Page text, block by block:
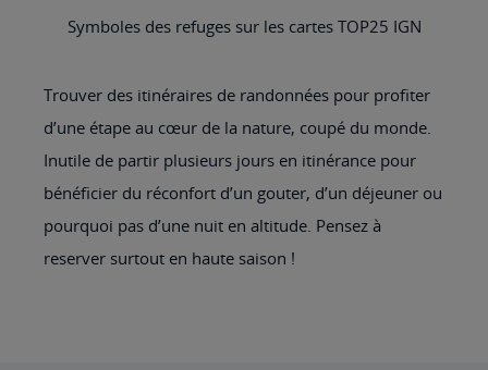
Symboles des refuges sur les cartes TOP25 IGN
Trouver des itinéraires de randonnées pour profiter
d’une étape au cœur de la nature, coupé du monde.
Inutile de partir plusieurs jours en itinérance pour
bénéficier du réconfort d’un gouter, d’un déjeuner ou
pourquoi pas d’une nuit en altitude. Pensez à
reserver surtout en haute saison !